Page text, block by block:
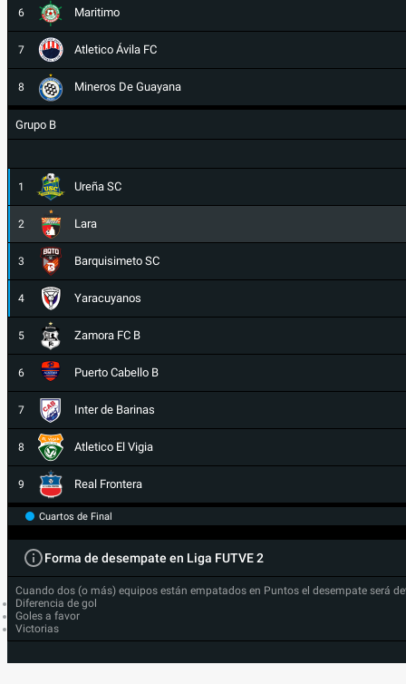
6 Maritimo
7 Atletico Ávila FC
8 Mineros De Guayana
Grupo B
1 Ureña SC
2 Lara
3 Barquisimeto SC
4 Yaracuyanos
5 Zamora FC B
6 Puerto Cabello B
7 Inter de Barinas
8 Atletico El Vigia
9 Real Frontera
Cuartos de Final
Forma de desempate en Liga FUTVE 2
Cuando dos (o más) equipos están empatados en Puntos el desempate será
Diferencia de gol
Goles a favor
Victorias